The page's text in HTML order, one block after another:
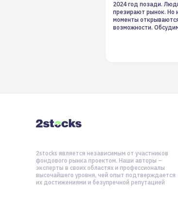
2024 год позади.
презирают рынок. Но
моменты
возможности.
2stocks является независимым от участников
фондового рынка проектом. Наши авторы –
эксперты в своих областях и профессионалы
высочайшего уровня, чей опыт подтверждается
их достижениями и безупречной репутацией